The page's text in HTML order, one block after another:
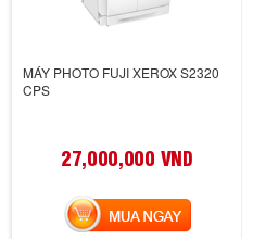
MÁY PHOTO FUJI XEROX S2320
CPS
27,000,000 VND
MUA NGAY